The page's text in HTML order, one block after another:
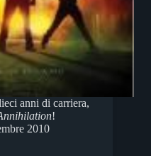
anni di carriera,
!
2010